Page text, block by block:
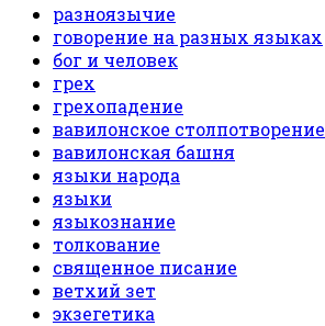
разноязычие
говорение на разных языках
бог и человек
грех
грехопадение
вавилонское столпотворение
вавилонская башня
языки народа
языки
языкознание
толкование
священное писание
ветхий зет
экзегетика